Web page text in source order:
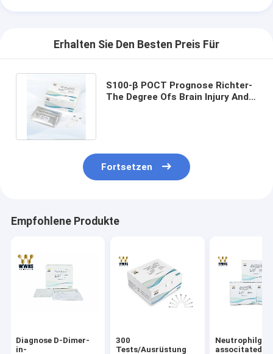
Erhalten Sie Den Besten Preis Für
S100-β POCT Prognose Richter-
The Degree Ofs Brain Injury And
Fortsetzen
Empfohlene Produkte
Diagnose D-Dimer-
in-
300
Tests/Ausrüstung
associtated